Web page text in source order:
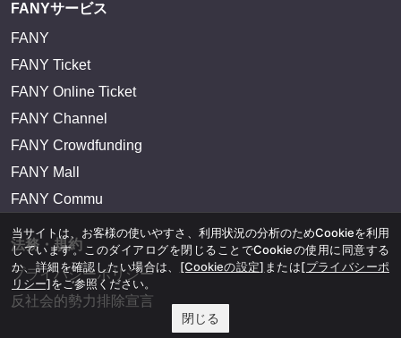
FANYサービス
FANY
FANY Ticket
FANY Online Ticket
FANY Channel
FANY Crowdfunding
FANY Mall
FANY Commu
法務・規約
プライバシーポリシー
反社会的勢力排除宣言
当サイトは、お客様の使いやすさ、利用状況の分析のためCookieを利用
しています。このダイアログを閉じることでCookieの使用に同意する
か、詳細を確認したい場合は、 [Cookieの設定] または[プライバシーポ
リシー]をご参照ください。
閉じる